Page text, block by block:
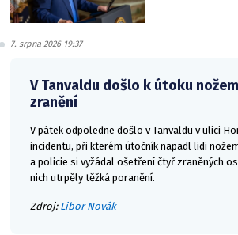
7. srpna 2026 19:37
V Tanvaldu došlo k útoku
zranění
V pátek odpoledne došlo v Tanvaldu v ulici
incidentu, při kterém útočník napadl lidi
a policie si vyžádal ošetření čtyř zraněných
nich utrpěly těžká poranění.
Zdroj: Libor Novák